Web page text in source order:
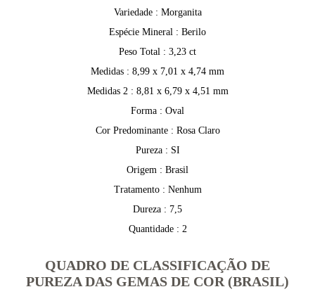
Variedade : Morganita
Espécie Mineral : Berilo
Peso Total : 3,23 ct
Medidas : 8,99 x 7,01 x 4,74 mm
Medidas 2 : 8,81 x 6,79 x 4,51 mm
Forma : Oval
Cor Predominante : Rosa Claro
Pureza : SI
Origem : Brasil
Tratamento : Nenhum
Dureza : 7,5
Quantidade : 2
QUADRO DE CLASSIFICAÇÃO DE
PUREZA DAS GEMAS DE COR (BRASIL)